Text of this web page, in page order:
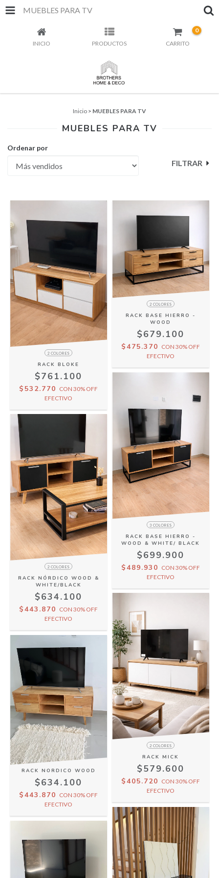
MUEBLES PARA TV
INICIO PRODUCTOS CARRITO
0
Inicio > MUEBLES PARA TV
MUEBLES PARA TV
Ordenar por
FILTRAR
2 COLORES
RACK BLOKE
$761.100
$532.770 CON 30% OFF
EFECTIVO
2 COLORES
RACK BASE HIERRO -
WOOD
$679.100
$475.370 CON 30% OFF
EFECTIVO
2 COLORES
RACK NÓRDICO WOOD &
WHITE/BLACK
$634.100
$443.870 CON 30% OFF
EFECTIVO
3 COLORES
RACK BASE HIERRO -
WOOD & WHITE/ BLACK
$699.900
$489.930 CON 30% OFF
EFECTIVO
RACK NORDICO WOOD
$634.100
$443.870 CON 30% OFF
EFECTIVO
2 COLORES
RACK MICK
$579.600
$405.720 CON 30% OFF
EFECTIVO